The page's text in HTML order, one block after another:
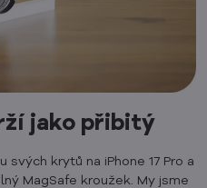
jako přibitý
svých krytů na iPhone 17 Pro a
MagSafe kroužek. My jsme